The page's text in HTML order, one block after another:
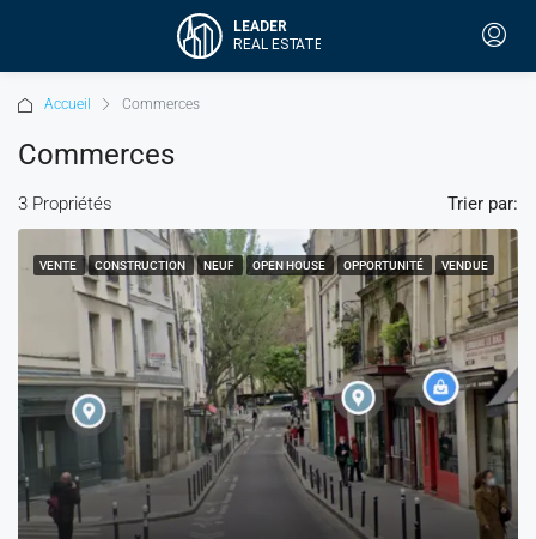
Accueil Commerces
Commerces
3 Propriétés Trier par:
VENTE CONSTRUCTION NEUF OPEN HOUSE OPPORTUNITÉ VENDUE